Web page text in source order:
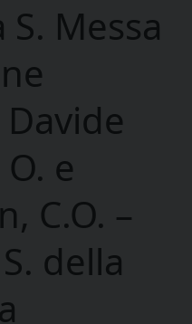
Messa
e
C.O. –
della